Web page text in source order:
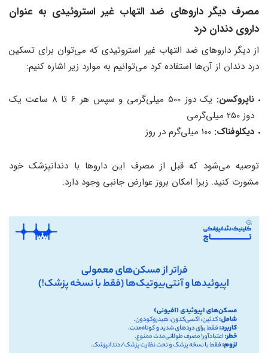
مصرف دیگر داروهای ضد التهاب غیر استروئیدی به عنوان
داروی دندان درد
از دیگر داروهای ضد التهاب غیر استروئیدی که می‌توان برای تسکین
درد دندان از آن‌ها استفاده کرد می‌توانیم به موارد زیر اشاره کنیم:
ناپروکسن:
یک دوز 500 میلی‌گرمی و سپس هر 6 تا 8 ساعت یک
دوز 250 میلی‌گرمی
دیکلوفناک:
توصیه می‌شود که قبل از مصرف این داروها با دندانپزشک خود
مشورت کنید. زیرا امکان بروز عوارض جانبی وجود دارد.